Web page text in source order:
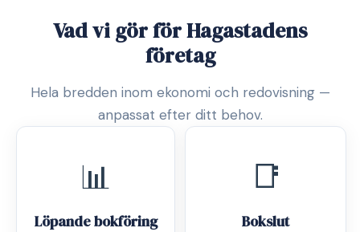
Vad vi gör för Hagastadens
företag
Hela bredden inom ekonomi och redovisning —
anpassat efter ditt behov.
📊
Löpande bokföring
📑
Bokslut